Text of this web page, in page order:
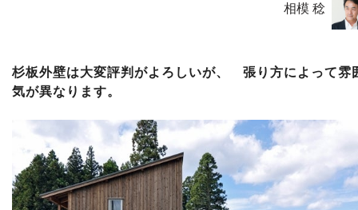
相模 稔
杉板外壁は大変評判がよろしいが、 張り方によって雰
気が異なります。